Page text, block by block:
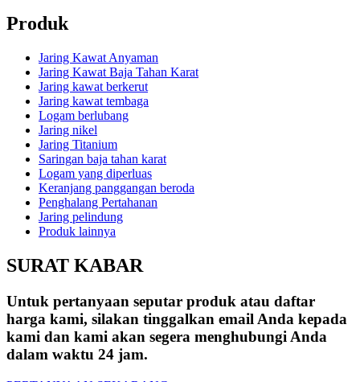
Produk
Jaring Kawat Anyaman
Jaring Kawat Baja Tahan Karat
Jaring kawat berkerut
Jaring kawat tembaga
Logam berlubang
Jaring nikel
Jaring Titanium
Saringan baja tahan karat
Logam yang diperluas
Keranjang panggangan beroda
Penghalang Pertahanan
Jaring pelindung
Produk lainnya
SURAT KABAR
Untuk pertanyaan seputar produk atau daftar
harga kami, silakan tinggalkan email Anda kepada
kami dan kami akan segera menghubungi Anda
dalam waktu 24 jam.